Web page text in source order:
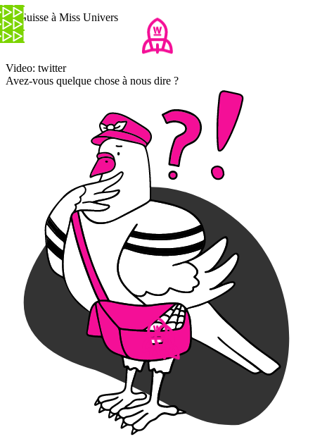
La Suisse à Miss Univers
Video: twitter
Avez-vous quelque chose à nous dire ?